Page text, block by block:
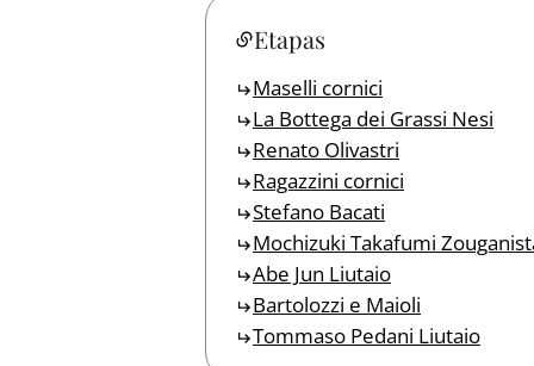
Etapas
Maselli cornici
La Bottega dei Grassi Nesi
Renato Olivastri
Ragazzini cornici
Stefano Bacati
Mochizuki Takafumi
Abe Jun Liutaio
Bartolozzi e Maioli
Tommaso Pedani Liutaio